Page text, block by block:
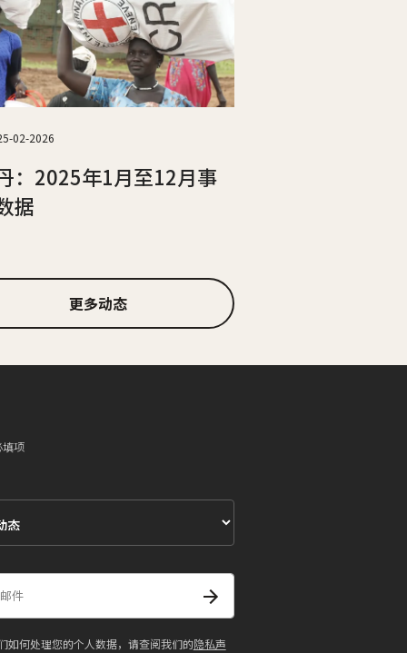
02-2026
：2025年1月至12月事
据
更多动态
项
如何处理您的个人数据，请查阅我们的隐私声